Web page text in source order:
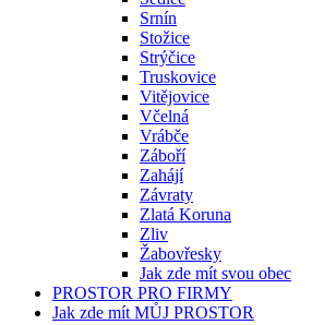
Srnín
Stožice
Strýčice
Truskovice
Vitějovice
Včelná
Vrábče
Záboří
Zahájí
Závraty
Zlatá Koruna
Zliv
Žabovřesky
Jak zde mít svou obec
PROSTOR PRO FIRMY
Jak zde mít MŮJ PROSTOR